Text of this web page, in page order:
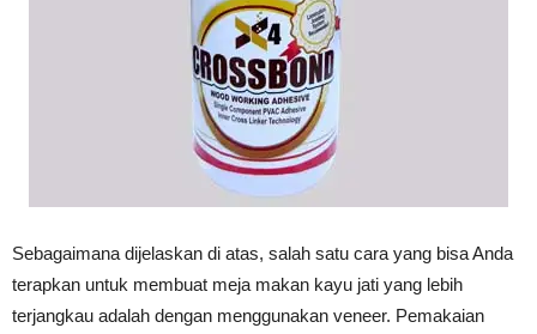
Sebagaimana dijelaskan di atas, salah satu cara yang bisa Anda
terapkan untuk membuat meja makan kayu jati yang lebih
terjangkau adalah dengan menggunakan veneer. Pemakaian